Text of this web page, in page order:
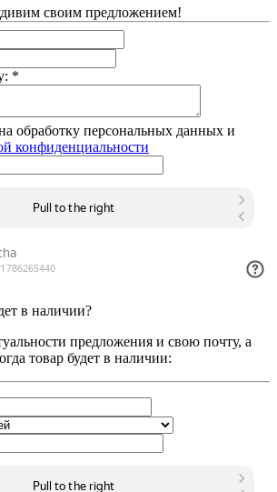
своим предложением!
*
обработку персональных данных и
конфиденциальности
в наличии?
предложения и свою почту, а
товар будет в наличии: